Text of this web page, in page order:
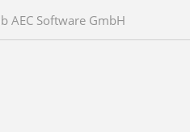
AEC Software GmbH